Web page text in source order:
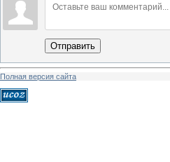
Отправить
Полная версия сайта